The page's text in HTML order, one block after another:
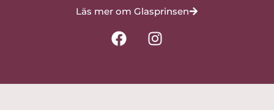
Läs mer om Glasprinsen
F
a
I
n